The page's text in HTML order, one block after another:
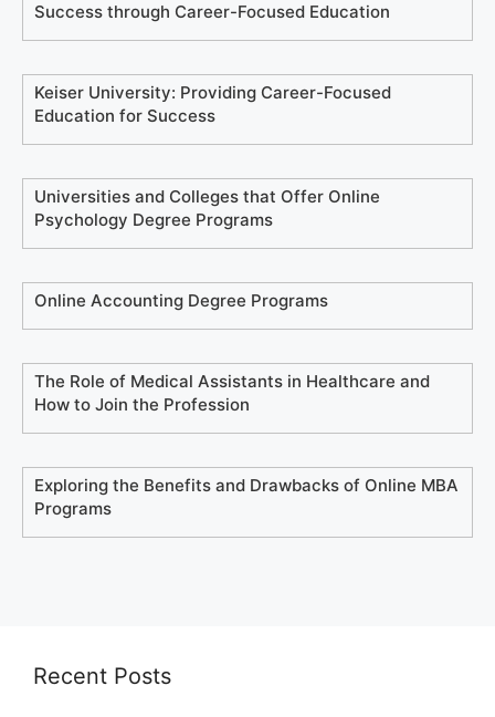
Success through Career-Focused Education
Keiser University: Providing Career-Focused
Education for Success
Universities and Colleges that Offer Online
Psychology Degree Programs
Online Accounting Degree Programs
The Role of Medical Assistants in Healthcare and
How to Join the Profession
Exploring the Benefits and Drawbacks of Online MBA
Programs
Recent Posts